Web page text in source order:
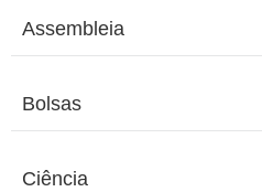
Assembleia
Bolsas
Ciência